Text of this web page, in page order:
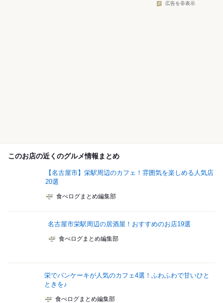
広告を非表示
このお店の近くのグルメ情報まとめ
【名古屋市】栄駅周辺のカフェ！雰囲気を楽しめる人気店
20選
食べログまとめ編集部
名古屋市栄駅周辺の居酒屋！おすすめのお店19選
食べログまとめ編集部
栄でパンケーキが人気のカフェ4選！ふわふわで甘いひと
ときを♪
食べログまとめ編集部